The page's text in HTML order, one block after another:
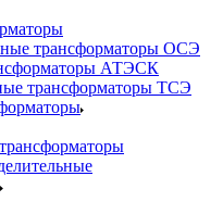
трансформаторы ОСЭ
АТЭСК
трансформаторы ТСЭ